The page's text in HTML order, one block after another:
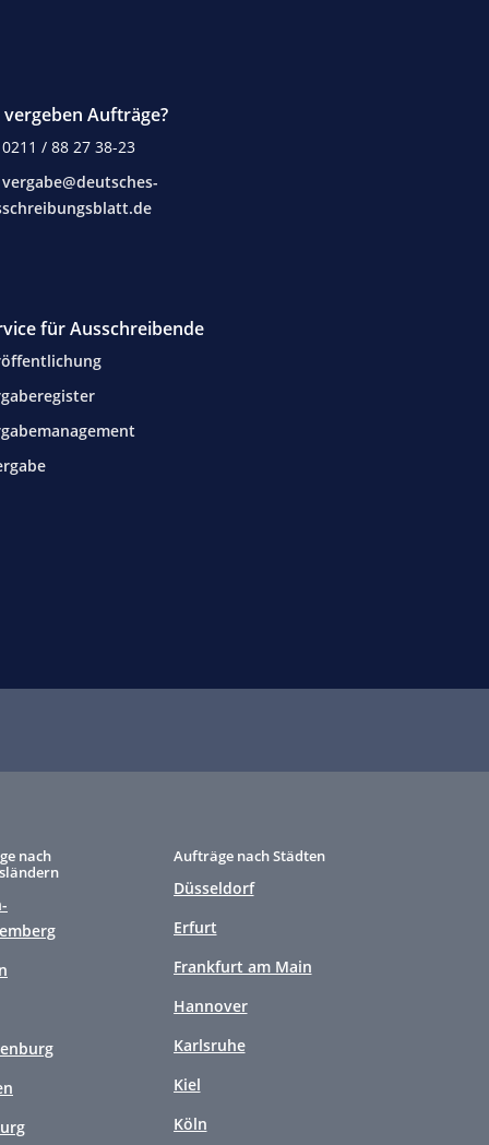
vergeben Aufträge?
0211 / 88 27 38-23
vergabe@deutsches-
für Ausschreibende
nach
Aufträge nach Städten
Düsseldorf
Erfurt
Frankfurt am Main
Hannover
Karlsruhe
Kiel
Köln